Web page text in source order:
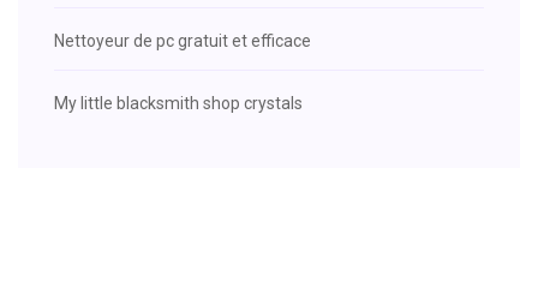
Nettoyeur de pc gratuit et efficace
My little blacksmith shop crystals